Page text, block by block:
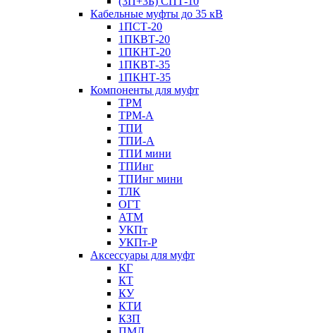
Кабельные муфты до 35 кВ
1ПСТ-20
1ПКВТ-20
1ПКНТ-20
1ПКВТ-35
1ПКНТ-35
Компоненты для муфт
ТРМ
ТРМ-А
ТПИ
ТПИ-А
ТПИ мини
ТПИнг
ТПИнг мини
ТЛК
ОГТ
АТМ
УКПт
УКПт-Р
Аксессуары для муфт
КГ
КТ
КУ
КТИ
КЗП